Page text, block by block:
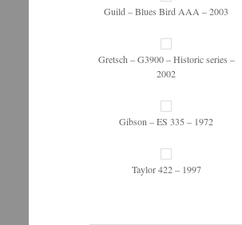
Guild – Blues Bird AAA – 2003
Gretsch – G3900 – Historic series –
2002
Gibson – ES 335 – 1972
Taylor 422 – 1997